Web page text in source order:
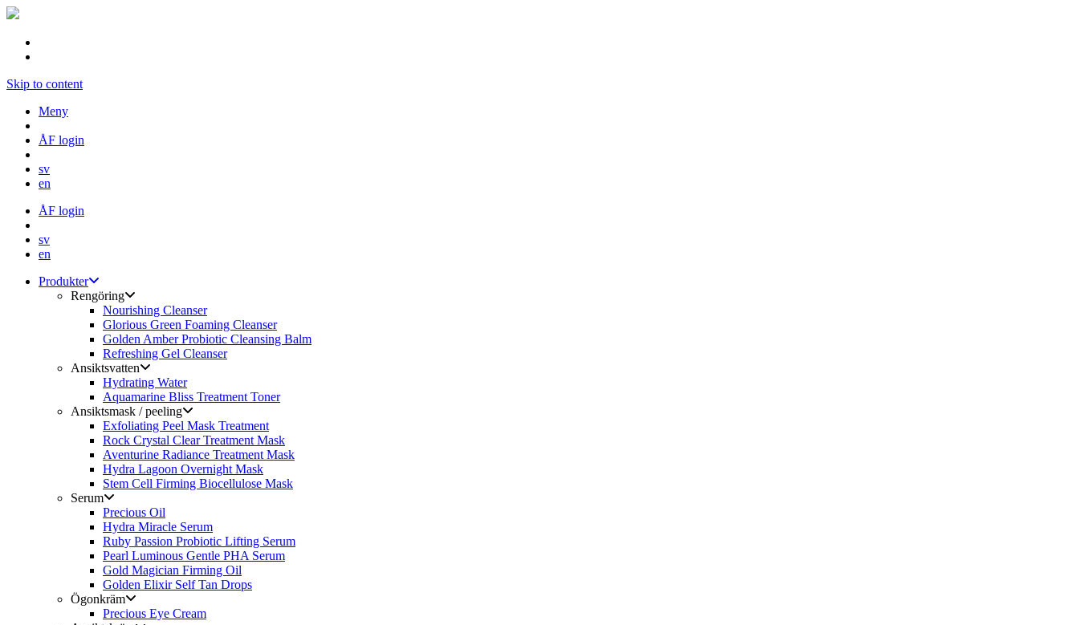
Skip to content
Meny
ÅF login
sv
en
ÅF login
sv
en
Produkter
Rengöring
Nourishing Cleanser
Glorious Green Foaming Cleanser
Golden Amber Probiotic Cleansing Balm
Refreshing Gel Cleanser
Ansiktsvatten
Hydrating Water
Aquamarine Bliss Treatment Toner
Ansiktsmask / peeling
Exfoliating Peel Mask Treatment
Rock Crystal Clear Treatment Mask
Aventurine Radiance Treatment Mask
Hydra Lagoon Overnight Mask
Stem Cell Firming Biocellulose Mask
Serum
Precious Oil
Hydra Miracle Serum
Ruby Passion Probiotic Lifting Serum
Pearl Luminous Gentle PHA Serum
Gold Magician Firming Oil
Golden Elixir Self Tan Drops
Ögonkräm
Precious Eye Cream